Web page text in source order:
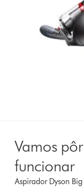
Vamos
funcionar
Aspirador Dyson